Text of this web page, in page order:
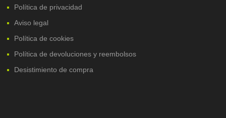
Política de privacidad
Aviso legal
Política de cookies
Política de devoluciones y reembolsos
Desistimiento de compra